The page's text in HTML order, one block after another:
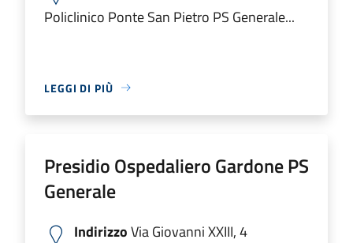
Policlinico Ponte San Pietro PS Generale...
LEGGI DI PIÙ
Presidio Ospedaliero Gardone PS
Generale
IndirizzoVia Giovanni XXIII, 4